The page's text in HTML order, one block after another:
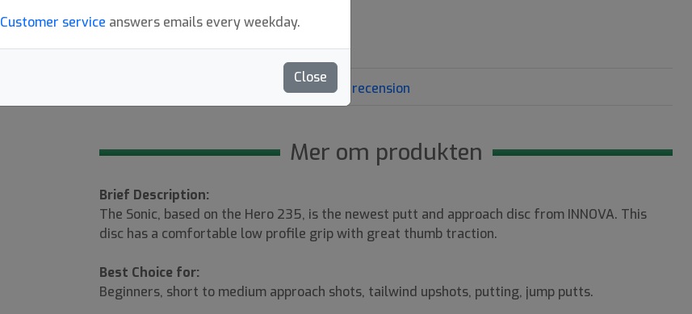
Customer service answers emails every weekday.
Close
4.5 Skriv en recension
Mer om produkten
Brief Description:
The Sonic, based on the Hero 235, is the newest putt and approach disc from INNOVA. This
disc has a comfortable low profile grip with great thumb traction.
Best Choice for:
Beginners, short to medium approach shots, tailwind upshots, putting, jump putts.